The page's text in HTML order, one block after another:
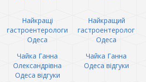
Найкращі
гастроентерологи
Одеса
Найкращий
гастроентеролог
Одеса
Чайка Ганна
Олександрівна
Одеса відгуки
Чайка Ганна
Одеса відгуки